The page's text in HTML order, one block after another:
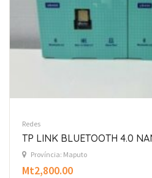
Redes
TP LINK BLUETOOTH 4.0
Província: Maputo
Mt2,800.00